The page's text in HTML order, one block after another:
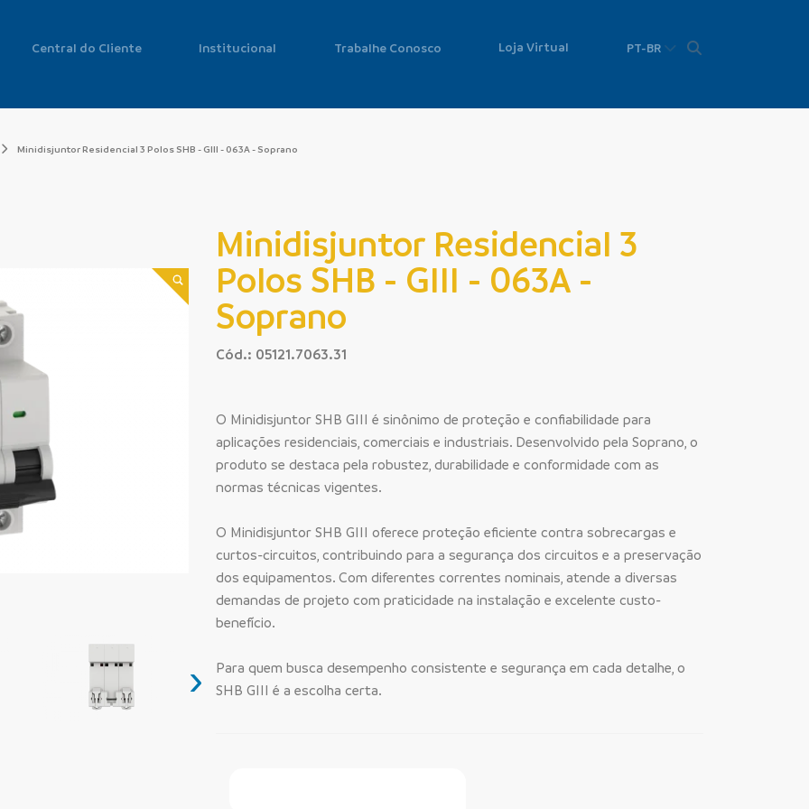
Central do Cliente Institucional Trabalhe Conosco Loja Virtual PT-BR
Minidisjuntor Residencial 3 Polos SHB - GIII - 063A - Soprano
›
Minidisjuntor Residencial 3
Polos SHB - GIII - 063A -
Soprano
Cód.: 05121.7063.31
O Minidisjuntor SHB GIII é sinônimo de proteção e confiabilidade para
aplicações residenciais, comerciais e industriais. Desenvolvido pela Soprano, o
produto se destaca pela robustez, durabilidade e conformidade com as
normas técnicas vigentes.
O Minidisjuntor SHB GIII oferece proteção eficiente contra sobrecargas e
curtos-circuitos, contribuindo para a segurança dos circuitos e a preservação
dos equipamentos. Com diferentes correntes nominais, atende a diversas
demandas de projeto com praticidade na instalação e excelente custo-
benefício.
Para quem busca desempenho consistente e segurança em cada detalhe, o
SHB GIII é a escolha certa.